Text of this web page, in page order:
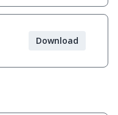
Download